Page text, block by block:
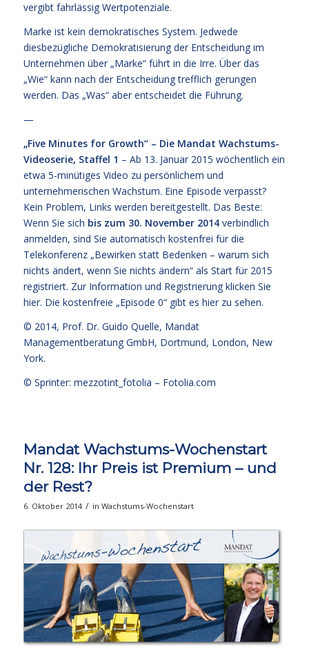
vergibt fahrlässig Wertpotenziale.
Marke ist kein demokratisches System. Jedwede
diesbezügliche Demokratisierung der Entscheidung im
Unternehmen über „Marke“ führt in die Irre. Über das
„Wie“ kann nach der Entscheidung trefflich gerungen
werden. Das „Was“ aber entscheidet die Führung.
—
„Five Minutes for Growth“ – Die Mandat Wachstums-
Videoserie, Staffel 1 – Ab 13. Januar 2015 wöchentlich ein
etwa 5-minütiges Video zu persönlichem und
unternehmerischen Wachstum. Eine Episode verpasst?
Kein Problem, Links werden bereitgestellt. Das Beste:
Wenn Sie sich bis zum 30. November 2014verbindlich
anmelden, sind Sie automatisch kostenfrei für die
Telekonferenz „Bewirken statt Bedenken – warum sich
nichts ändert, wenn Sie nichts ändern“als Start für 2015
registriert. Zur Information und Registrierung klicken Sie
hier. Die kostenfreie „Episode 0“ gibt es hier zu sehen.
© 2014, Prof. Dr. Guido Quelle, Mandat
Managementberatung GmbH, Dortmund, London, New
York.
© Sprinter: mezzotint_fotolia – Fotolia.com
Mandat Wachstums-Wochenstart
Nr. 128: Ihr Preis ist Premium – und
der Rest?
6. Oktober 2014 / in Wachstums-Wochenstart